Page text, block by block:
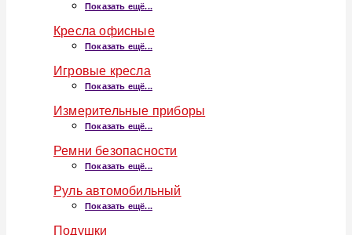
Показать ещё...
Кресла офисные
Показать ещё...
Игровые кресла
Показать ещё...
Измерительные приборы
Показать ещё...
Ремни безопасности
Показать ещё...
Руль автомобильный
Показать ещё...
Подушки